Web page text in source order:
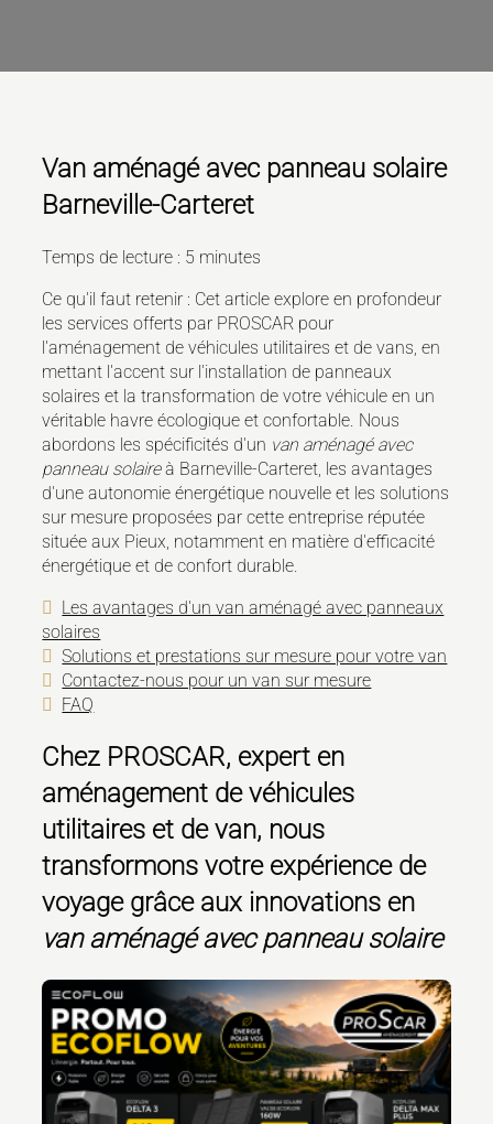
Van aménagé avec panneau solaire
Barneville-Carteret
Temps de lecture : 5 minutes
Ce qu'il faut retenir : Cet article explore en profondeur
les services offerts par PROSCAR pour
l'aménagement de véhicules utilitaires et de vans, en
mettant l'accent sur l'installation de panneaux
solaires et la transformation de votre véhicule en un
véritable havre écologique et confortable. Nous
abordons les spécificités d'un van aménagé avec
panneau solaireà Barneville-Carteret, les avantages
d'une autonomie énergétique nouvelle et les solutions
sur mesure proposées par cette entreprise réputée
située aux Pieux, notamment en matière d'efficacité
énergétique et de confort durable.
Les avantages d'un van aménagé avec panneaux
solaires
Solutions et prestations sur mesure pour votre van
Contactez-nous pour un van sur mesure
FAQ
Chez PROSCAR, expert en
aménagement de véhicules
utilitaires et de van, nous
transformons votre expérience de
voyage grâce aux innovations en
van aménagé avec panneau solaire